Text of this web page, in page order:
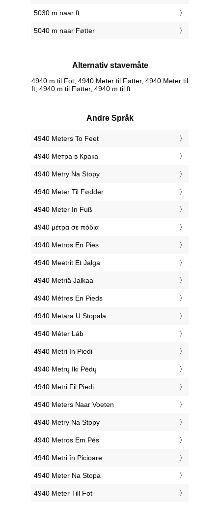
5030 m naar ft
5040 m naar Føtter
Alternativ stavemåte
4940 m til Fot, 4940 Meter til Føtter, 4940 Meter til
ft, 4940 m til Føtter, 4940 m til ft
Andre Språk
‎4940 Meters To Feet
‎4940 Метра в Крака
‎4940 Metry Na Stopy
‎4940 Meter Til Fødder
‎4940 Meter In Fuß
‎4940 μέτρα σε πόδια
‎4940 Metros En Pies
‎4940 Meetrit Et Jalga
‎4940 Metriä Jalkaa
‎4940 Mètres En Pieds
‎4940 Metara U Stopala
‎4940 Méter Láb
‎4940 Metri In Piedi
‎4940 Metrų Iki Pėdų
‎4940 Metri Fil Piedi
‎4940 Meters Naar Voeten
‎4940 Metry Na Stopy
‎4940 Metros Em Pés
‎4940 Metri în Picioare
‎4940 Meter Na Stopa
‎4940 Meter Till Fot